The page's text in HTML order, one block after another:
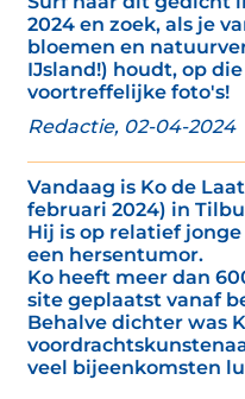
2024 en zoek, als je
bloemen en
IJsland!) houdt, op
voortreffelijke foto's!
Redactie, 02-04-2024
Vandaag is Ko de
februari 2024) in
Hij is op relatief
een hersentumor.
Ko heeft meer dan
site geplaatst vanaf
Behalve dichter was
veel bijeenkomsten